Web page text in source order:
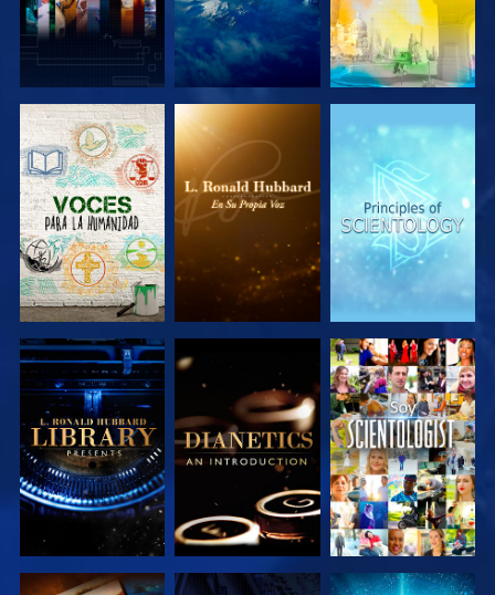
EXPLORA LAS
SERIES
EXPLORA LAS
SERIES
EXPLORA LAS
SERIES
EXPLORA LAS
SERIES
EXPLORA LAS
SERIES
VE